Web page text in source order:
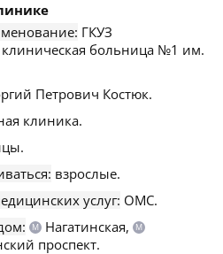
ГКУЗ
клиническая больница №1 им.
Петрович Костюк.
клиника.
взрослые.
услуг: ОМС.
М Нагатинская, М
проспект.